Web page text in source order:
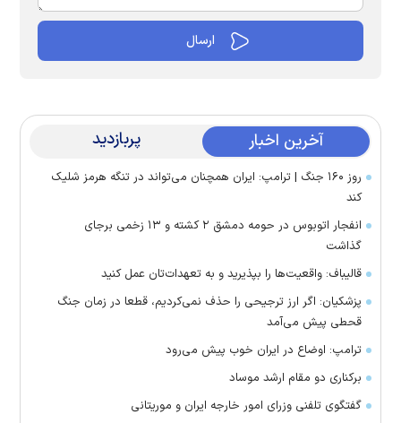
آخرین اخبار پربازدید
روز ۱۶۰ جنگ | ترامپ: ایران همچنان می‌تواند در تنگه هرمز شلیک
کند
انفجار اتوبوس در حومه دمشق ۲ کشته و ۱۳ زخمی برجای
گذاشت
قالیباف: واقعیت‌ها را بپذیرید و به تعهدات‌تان عمل کنید
پزشکیان: اگر ارز ترجیحی را حذف نمی‌کردیم، قطعا در زمان جنگ
قحطی پیش می‌آمد
ترامپ: اوضاع در ایران خوب پیش می‌رود
برکناری دو مقام ارشد موساد
گفتگوی تلفنی وزرای امور خارجه ایران و موریتانی